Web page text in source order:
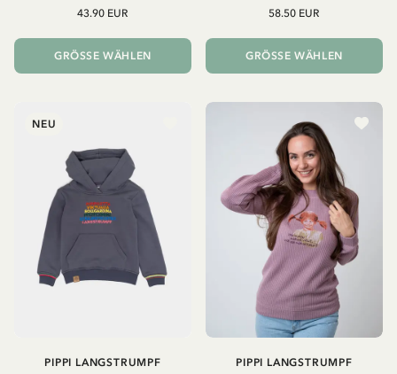
43.90 EUR
GRÖSSE WÄHLEN
58.50 EUR
GRÖSSE WÄHLEN
NEU
PIPPI LANGSTRUMPF PIPPI LANGSTRUMPF